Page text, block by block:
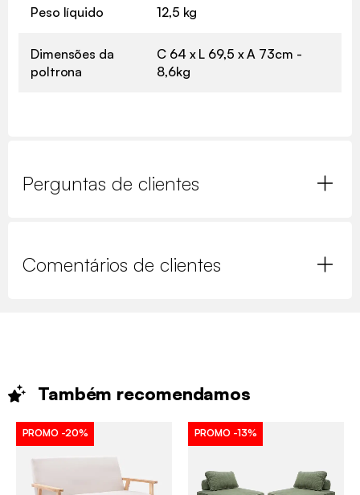
Peso líquido 12,5 kg
Dimensões da
poltrona
C 64 x L 69,5 x A 73cm -
8,6kg
Perguntas de clientes
Comentários de clientes
Também recomendamos
PROMO -20% PROMO -13%